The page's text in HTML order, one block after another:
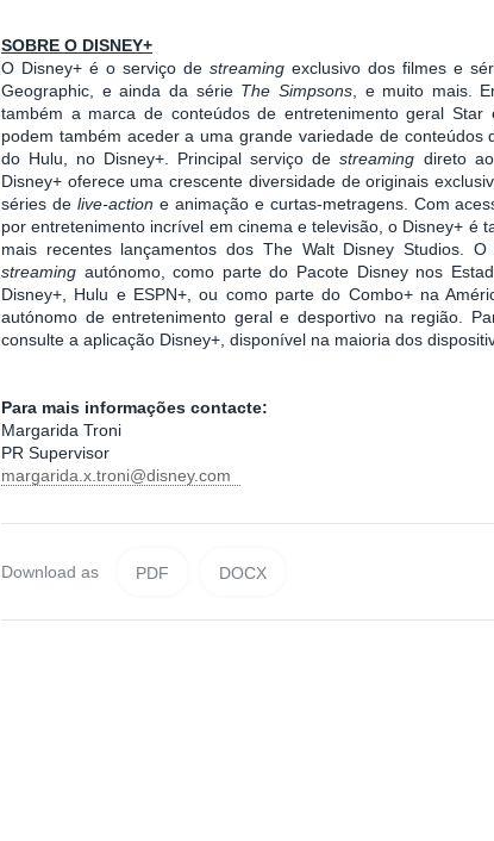
SOBRE O DISNEY+
O Disney+ é o serviço de streaming exclusivo dos filmes e
Geographic, e ainda da série The Simpsons, e muito mais.
também a marca de conteúdos de entretenimento geral
podem também aceder a uma grande variedade de conteúdos
do Hulu, no Disney+. Principal serviço destreaming direto
Disney+ oferece uma crescente diversidade de originais
séries de live-action e animação e curtas-metragens. Com
por entretenimento incrível em cinema e televisão, o Disney+ é
mais recentes lançamentos dos The Walt Disney Studios.
streaming autónomo, como parte do Pacote Disney nos
Disney+, Hulu e ESPN+, ou como parte do Combo+ na
autónomo de entretenimento geral e desportivo na região.
consulte a aplicação Disney+, disponível na maioria dos
Para mais informações contacte:
Margarida Troni
PR Supervisor
margarida.x.troni@disney.com
Download as PDF DOCX